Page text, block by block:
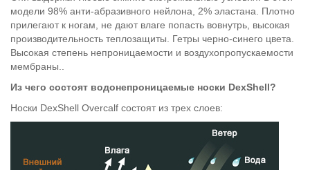
модели 98% анти-абразивного нейлона, 2% эластана. Плотно
прилегают к ногам, не дают влаге попасть вовнутрь, высокая
производительность теплозащиты. Гетры черно-синего цвета.
Высокая степень непроницаемости и воздухопропускаемости
мембраны..
Из чего состоят водонепроницаемые носки DexShell?
Носки DexShell Overcalf состоят из трех слоев: